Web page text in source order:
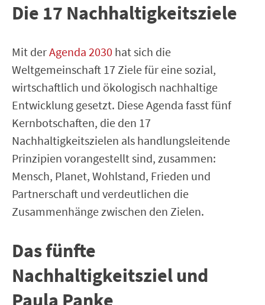
Die 17 Nachhaltigkeitsziele
Mit derAgenda 2030 hat sich die
Weltgemeinschaft 17 Ziele für eine sozial,
wirtschaftlich und ökologisch nachhaltige
Entwicklung gesetzt. Diese Agenda fasst fünf
Kernbotschaften, die den 17
Nachhaltigkeitszielen als handlungsleitende
Prinzipien vorangestellt sind, zusammen:
Mensch, Planet, Wohlstand, Frieden und
Partnerschaft und verdeutlichen die
Zusammenhänge zwischen den Zielen.
Das fünfte
Nachhaltigkeitsziel und
Paula Panke